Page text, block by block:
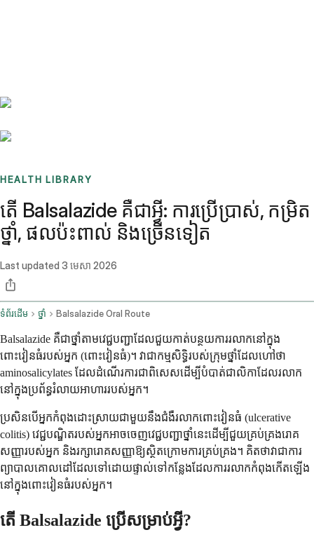
HEALTH LIBRARY
តើ Balsalazide គឺជាអ្វី: ការប្រើប្រាស់, កម្រិត
ថ្នាំ, ផលប៉ះពាល់ និងច្រើនទៀត
Last updated 3 មេសា 2026
ទំព័រដើម ថ្នាំ Balsalazide Oral Route
Balsalazide គឺជាថ្នាំតាមវេជ្ជបញ្ជាដែលជួយកាត់បន្ថយការរលាកនៅក្នុង
ពោះវៀនធំរបស់អ្នក (ពោះវៀនធំ)។ វាជាកម្មសិទ្ធិរបស់ក្រុមថ្នាំដែលហៅថា
aminosalicylates ដែលដំណើរការជាពិសេសដើម្បីបំបាត់ជាលិកាដែលរលាក
នៅក្នុងប្រព័ន្ធរំលាយអាហាររបស់អ្នក។
ប្រសិនបើអ្នកកំពុងដោះស្រាយជាមួយនឹងជំងឺរលាកពោះវៀនធំ (ulcerative
colitis) វេជ្ជបណ្ឌិតរបស់អ្នកអាចចេញវេជ្ជបញ្ជាថ្នាំនេះដើម្បីជួយគ្រប់គ្រងរោគ
សញ្ញារបស់អ្នក និងរក្សារោគសញ្ញាឱ្យស្ថិតក្រោមការគ្រប់គ្រង។ គិតថាវាជាការ
ព្យាបាលគោលដៅដែលទៅដោយផ្ទាល់ទៅកន្លែងដែលការរលាកកំពុងកើតឡើង
នៅក្នុងពោះវៀនធំរបស់អ្នក។
តើ Balsalazide ប្រើសម្រាប់អ្វី?